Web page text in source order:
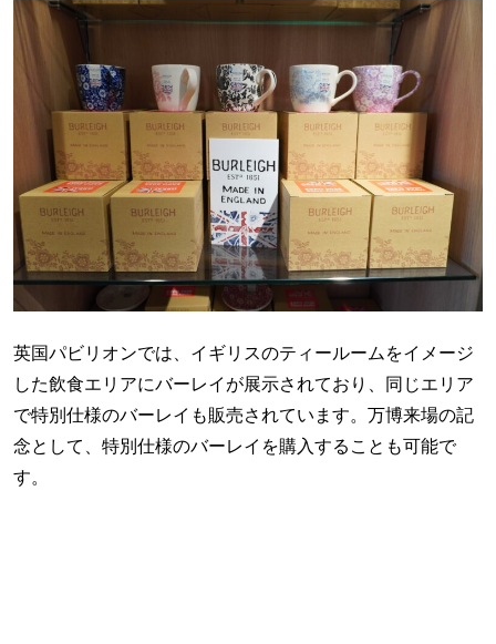
英国パビリオンでは、イギリスのティールームをイメージ
した飲食エリアにバーレイが展示されており、同じエリア
で特別仕様のバーレイも販売されています。万博来場の記
念として、特別仕様のバーレイを購入することも可能で
す。